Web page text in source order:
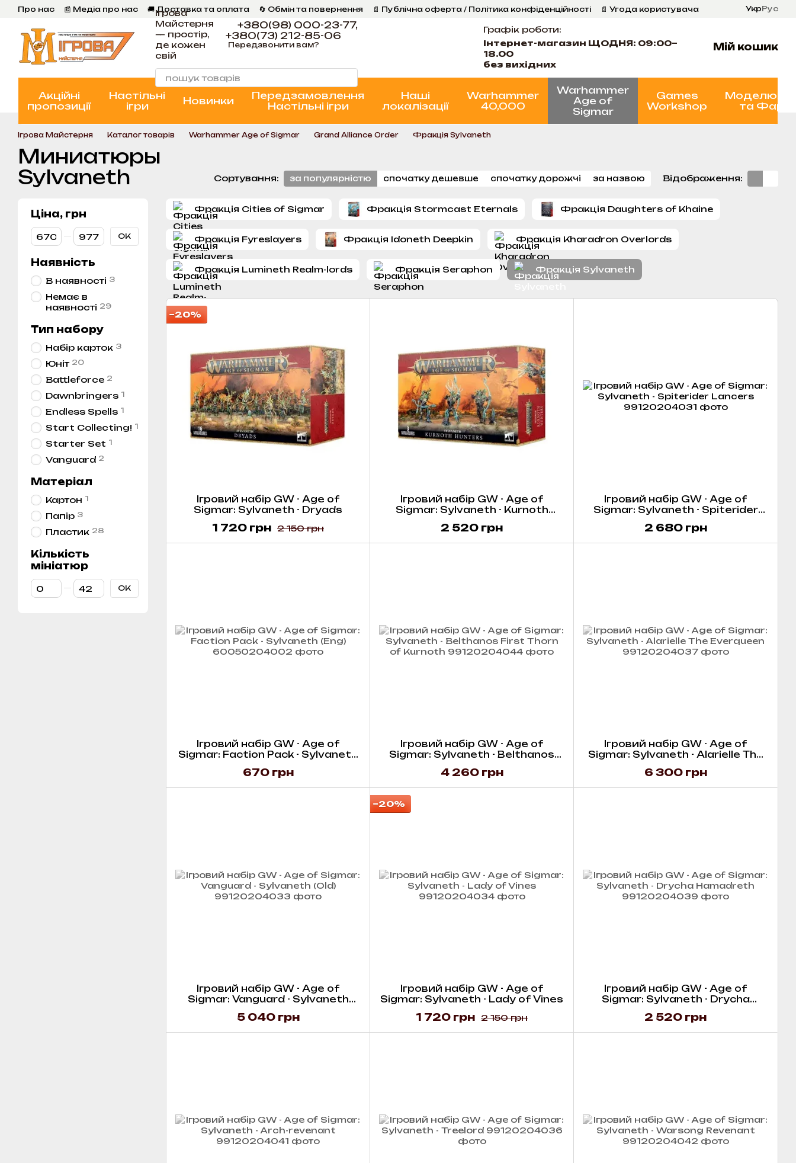
Перейти к основному контенту
Про нас 📰 Медіа про нас 🚚 Доставка та оплата 🔄 Обмін та повернення 📄 Публічна оферта / Політика конфіденційності
📄 Угода користувача
📞 Контакти Ігрова Майстерня Програма Лояльності
УкрРус
Ігрова
Майстерня
— простір,
де кожен
свій
+380(98) 000-23-77,
+380(73) 212-85-06
Передзвонити вам?
Графік роботи:
Інтернет-магазин ЩОДНЯ: 09:00–
18.00
без вихідних
Мій кошик
Акційні
пропозиції
Настільні
ігри
Новинки
Передзамовлення
Настільні ігри
Наші
локалізації
Warhammer
40,000
Warhammer
Age of
Sigmar
Games
Workshop
та
Ігрова Майстерня Каталог товарів Warhammer Age of Sigmar Grand Alliance Order Фракція Sylvaneth
Миниатюры
Sylvaneth
Сортування: за популярністю спочатку дешевше спочатку дорожчі за назвою Відображення:
Фракція Cities of Sigmar Фракція Stormcast Eternals Фракція Daughters of Khaine
Фракція Fyreslayers Фракція Idoneth Deepkin Фракція Kharadron Overlords
Фракція Lumineth Realm-lords Фракція Seraphon Фракція Sylvaneth
−20%
Ігровий набір GW - Age of
Sigmar: Sylvaneth - Dryads
2 150 грн
1 720 грн
Ігровий набір GW - Age of
Sigmar: Sylvaneth - Kurnoth
2 520 грн
Ігровий набір GW - Age of
Sigmar: Sylvaneth - Spiterider
2 680 грн
Ігровий набір GW - Age of
Sigmar: Faction Pack - Sylvaneth
670 грн
Ігровий набір GW - Age of
Sigmar: Sylvaneth - Belthanos
4 260 грн
Ігровий набір GW - Age of
Sigmar: Sylvaneth - Alarielle The
6 300 грн
Ігровий набір GW - Age of
Sigmar: Vanguard - Sylvaneth
5 040 грн
−20%
Ігровий набір GW - Age of
Sigmar: Sylvaneth - Lady of Vines
2 150 грн
1 720 грн
Ігровий набір GW - Age of
Sigmar: Sylvaneth - Drycha
2 520 грн
Ціна, грн
От Ціна, грн
До Ціна, грн ОК
Наявність
В наявності 3
Немає в
наявності 29
Тип набору
Набір карток 3
Юніт 20
Battleforce 2
Dawnbringers 1
Endless Spells 1
Start Collecting! 1
Starter Set 1
Vanguard 2
Матеріал
Картон 1
Папір 3
Пластик 28
Кількість
мініатюр
От Кількість мініатюр
До Кількість мініатюр
ОК